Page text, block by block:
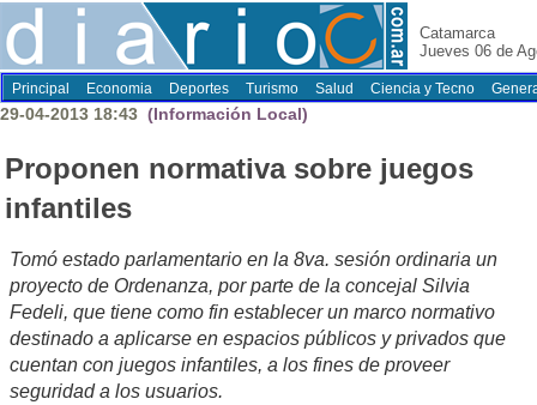
Catamarca
Jueves 06 de
Principal Economia Deportes Turismo Salud Ciencia y Tecno
29-04-2013 18:43 (Información Local)
Proponen normativa sobre juegos
infantiles
Tomó estado parlamentario en la 8va. sesión ordinaria un
proyecto de Ordenanza, por parte de la concejal Silvia
Fedeli, que tiene como fin establecer un marco normativo
destinado a aplicarse en espacios públicos y privados que
cuentan con juegos infantiles, a los fines de proveer
seguridad a los usuarios.